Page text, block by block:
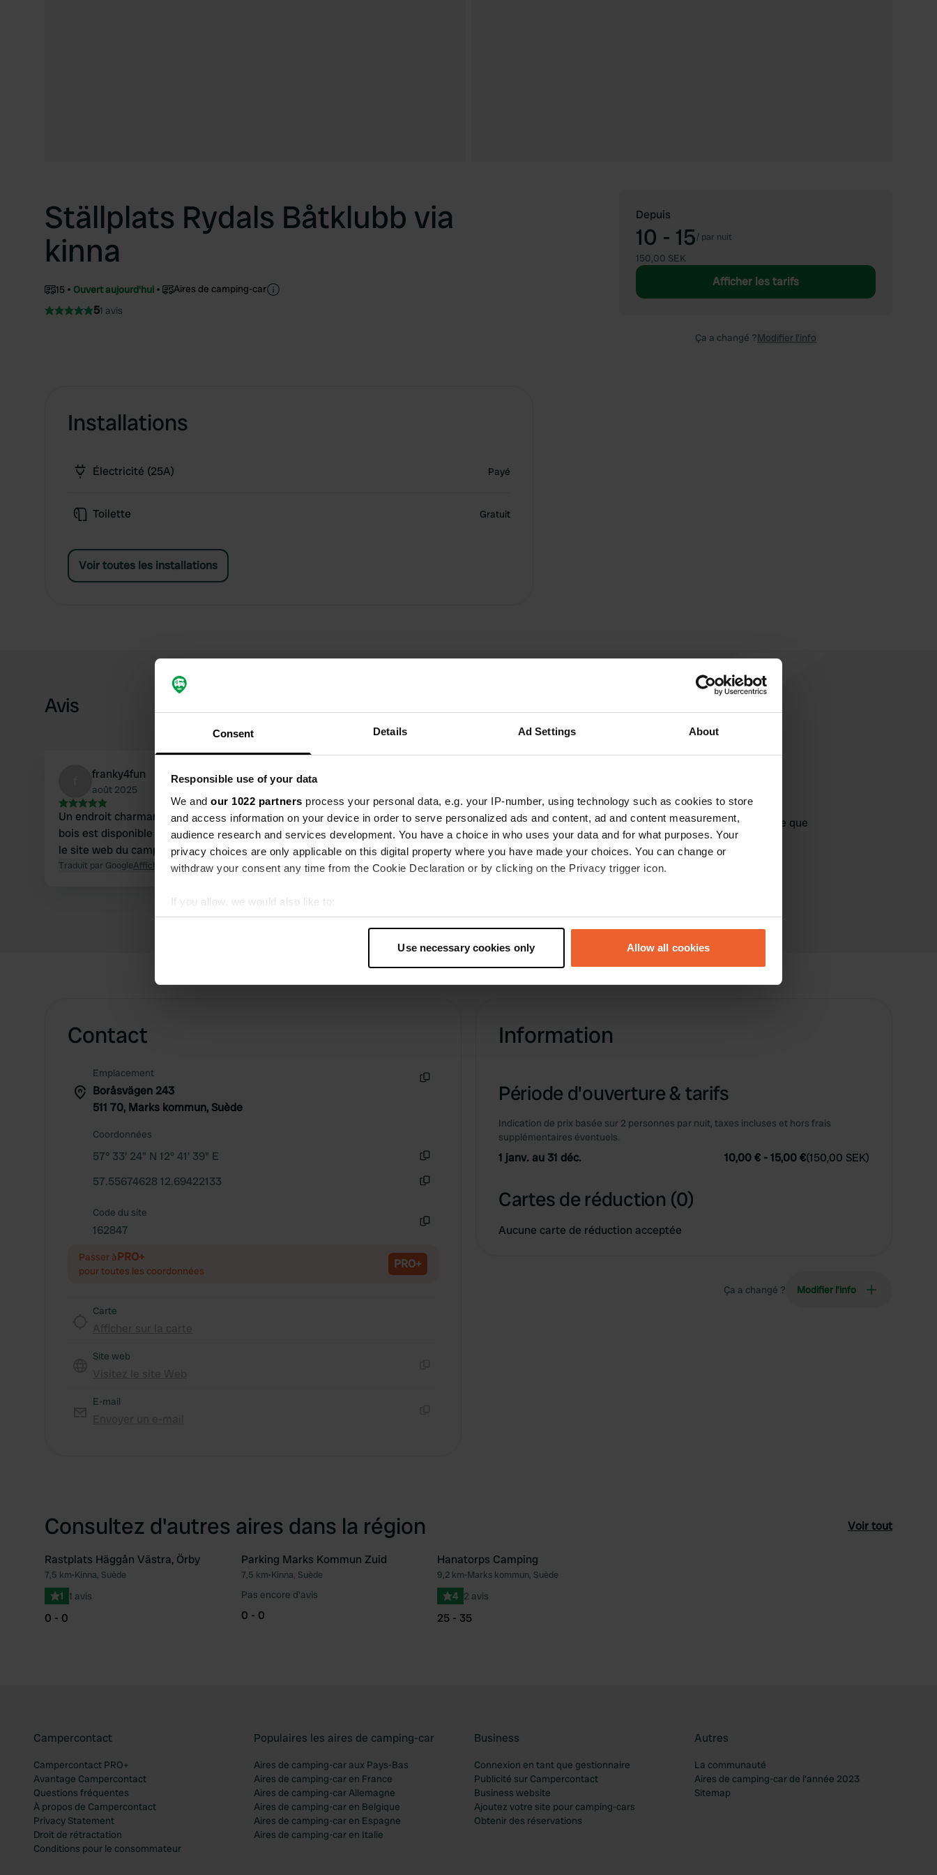
Consent Details Ad Settings About
Responsible use of your data
We and our 1022 partners process your personal data, e.g. your IP-number, using technology such as cookies to store
and access information on your device in order to serve personalized ads and content, ad and content measurement,
audience research and services development. You have a choice in who uses your data and for what purposes. Your
privacy choices are only applicable on this digital property where you have made your choices. You can change or
withdraw your consent any time from the Cookie Declaration or by clicking on the Privacy trigger icon.
If you allow, we would also like to:
Collect information about your geographical location which can be accurate to within several meters
Find out more about how your personal data is processed and set your preferences in the
other information that you’ve provided to them or that they’ve collected from your use of their services.
Use necessary cookies only Allow all cookies
Ställplats Rydals Båtklubb via
kinna
15 Ouvert aujourd'hui Aires de camping-car
51 avis
Installations
Électricité (25A) Payé
Toilette Gratuit
Voir toutes les installations
Depuis
10 - 15/ par nuit
150,00 SEK
Afficher les tarifs
Ça a changé ?Modifier l’info
Avis
franky4fun
août 2025
Un endroit charmant dans le village. L'utilisation du sauna est gratuite et du
bois est disponible à la boutique du musée. Le sauna peut être réservé sur
le site web du camping.
Traduit par GoogleAfficher l'original
Ajouter un avis
Vous êtes déjà venu ici ? Dites aux autres ce que
vous en pensez.
Contact
Emplacement
Boråsvägen 243
511 70, Marks kommun, Suède
Coordonnées
57° 33' 24" N 12° 41' 39" E
57.55674628 12.69422133
Code du site
162847
Passer àPRO+
pour toutes les coordonnées PRO+
Carte
Site web
E-mail
Information
Période d'ouverture & tarifs
Indication de prix basée sur 2 personnes par nuit, taxes incluses et hors frais
supplémentaires éventuels.
1 janv. au 31 déc. 10,00 € -15,00 €(150,00 SEK)
Cartes de réduction (0)
Aucune carte de réduction acceptée
Ça a changé ? Modifier l’info
Consultez d'autres aires dans la région Voir tout
Préféré
Rastplats Häggån Västra, Örby
7,5 km•Kinna, Suède
1 1 avis
0 - 0
Préféré
Parking Marks Kommun Zuid
7,5 km•Kinna, Suède
Pas encore d'avis
0 - 0
Hanatorps Camping
9,2 km•Marks kommun, Suède
4 2 avis
25 - 35
Campercontact
Campercontact PRO+
Avantage Campercontact
Questions fréquentes
À propos de Campercontact
Privacy Statement
Droit de rétractation
Conditions pour le consommateur
Populaires les aires de camping-car
Aires de camping-car aux Pays-Bas
Aires de camping-car en France
Aires de camping-car Allemagne
Aires de camping-car en Belgique
Aires de camping-car en Espagne
Aires de camping-car en Italie
Business
Connexion en tant que gestionnaire
Publicité sur Campercontact
Business website
Ajoutez votre site pour camping-cars
Obtenir des réservations
Autres
La communauté
Aires de camping-car de l’année 2023
Sitemap